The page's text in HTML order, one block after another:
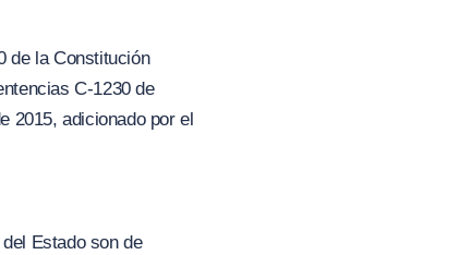
de la Constitución
C-1230 de
2015, adicionado por el
Estado son de